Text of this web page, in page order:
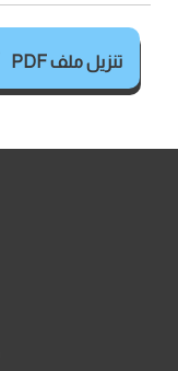
تنزيل ملف PDF